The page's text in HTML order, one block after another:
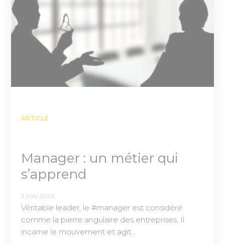
ARTICLE
Manager : un métier qui
s’apprend
3 MAI 2024
Véritable leader, le #manager est considéré
comme la pierre angulaire des entreprises. Il
incarne le mouvement et agit…